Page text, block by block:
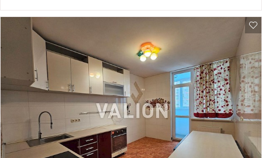
з двокамерними склопакетами. Будинок введений в
експлуатацію, надана поштова адреса. Комплекс має свою
інфраструктура: магазин, кав'ярня, поступово будуть
відкриватися інші. Поруч ТРЦ Караван, дитячий садок, школа, ,
паркінг. Зручна транспортна розв'язка, метро Мінська 10 хвилин
на транспорті. Ціна 60500 у.о., тел. 0638531421, 0685971143,
valion.ua/1113986